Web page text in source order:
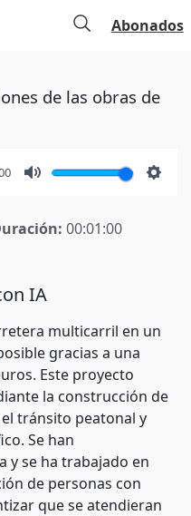
Abonados
de las obras de
00:01:00
IA
multicarril en un
gracias a una
Este proyecto
la construcción de
tránsito peatonal y
Se han
y se ha trabajado en
de personas con
que se atendieran